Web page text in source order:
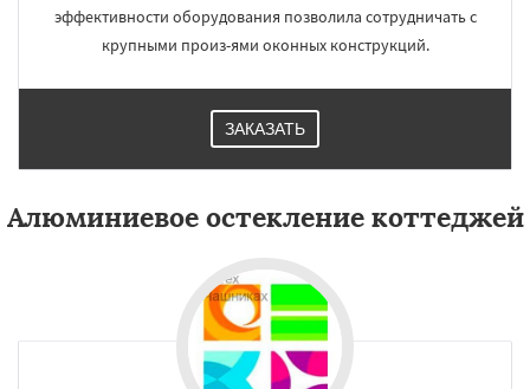
эффективности оборудования позволила сотрудничать с
крупными произ-ями оконных конструкций.
ЗАКАЗАТЬ
Алюминиевое остекление коттеджей